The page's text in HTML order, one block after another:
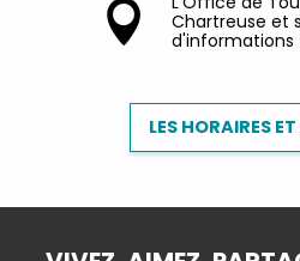
Chartreuse et
d'informations
LES HORAIRES